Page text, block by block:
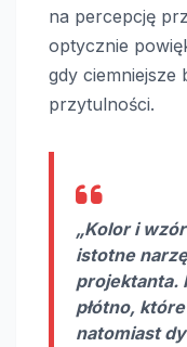
na percepcję
optycznie
gdy ciemniejsze
przytulności.
„Kolori wzór
istotne
projektanta.
płótno,
natomiast